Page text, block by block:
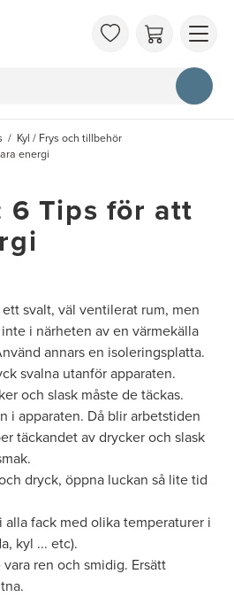
OM
FAQ
Kyl / Frys och tillbehör
energi
6 Tips för att
svalt, väl ventilerat rum, men
i närheten av en värmekälla
annars en isoleringsplatta.
svalna utanför apparaten.
och slask måste de täckas.
i apparaten. Då blir arbetstiden
täckandet av drycker och slask
dryck, öppna luckan så lite tid
alla fack med olika temperaturer i
kyl ... etc).
ren och smidig. Ersätt